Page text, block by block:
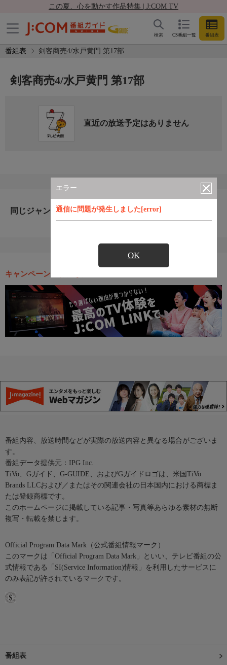
この夏、心を動かす作品特集 | J:COM TV
CS番組一覧 番組表
検索
番組表 剣客商売4/水戸黄門 第17部
エラー
通信に問題が発生しました[error]
OK
剣客商売4/水戸黄門 第17部
直近の放送予定はありません
同じジャンルのおすすめ番組
キャンペーン・お得な情報
番組内容、放送時間などが実際の放送内容と異なる場合がございま
す。
番組データ提供元：IPG Inc.
TiVo、Gガイド、G-GUIDE、およびGガイドロゴは、米国TiVo
Brands LLCおよび／またはその関連会社の日本国内における商標ま
たは登録商標です。
このホームページに掲載している記事・写真等あらゆる素材の無断
複写・転載を禁じます。
Official Program Data Mark（公式番組情報マーク）
このマークは「Official Program Data Mark」といい、テレビ番組の公
式情報である「SI(Service Information)情報」を利用したサービスに
のみ表記が許されているマークです。
番組表